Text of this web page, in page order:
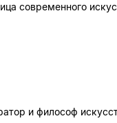
современного
и философ